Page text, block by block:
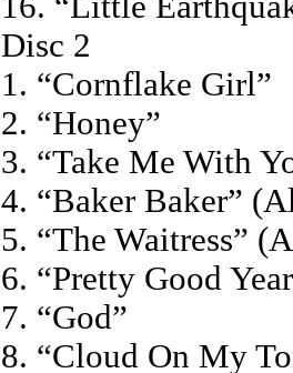
Disc 2
1. “Cornflake Girl”
2. “Honey”
3. “Take Me With
4. “Baker Baker”
5. “The Waitress”
6. “Pretty Good
7. “God”
8. “Cloud On My